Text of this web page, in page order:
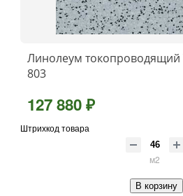
Линолеум токопроводящий
803
127 880 ₽
Штрихкод товара
м2
В корзину